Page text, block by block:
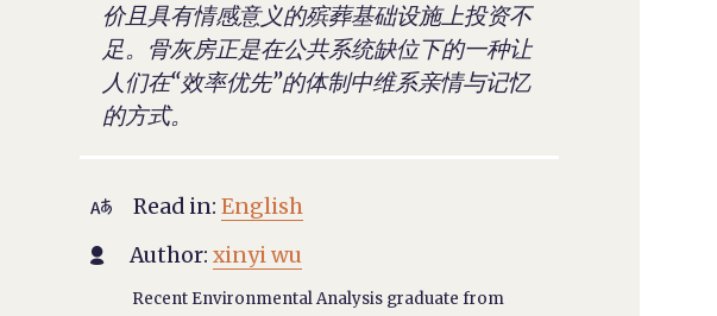
价且具有情感意义的殡葬基础设施上投资不
足。骨灰房正是在公共系统缺位下的一种让
人们在“效率优先”的体制中维系亲情与记忆
的方式。
 Read in: English
 Author: xinyi wu
Recent Environmental Analysis graduate from